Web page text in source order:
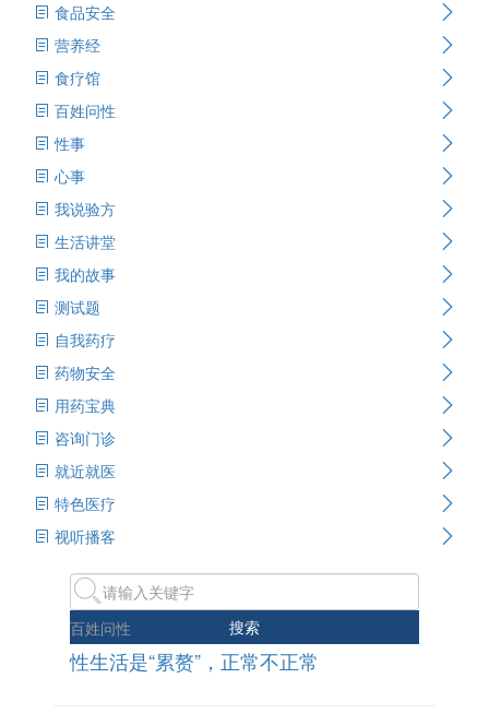
食品安全
营养经
食疗馆
百姓问性
性事
心事
我说验方
生活讲堂
我的故事
测试题
自我药疗
药物安全
用药宝典
咨询门诊
就近就医
特色医疗
视听播客
搜索
百姓问性
性生活是“累赘”，正常不正常